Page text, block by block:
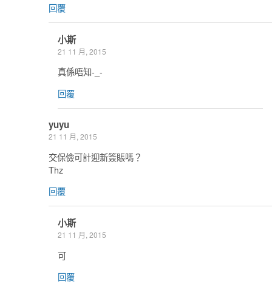
回覆
小斯
21 11 月, 2015
真係唔知-_-
回覆
yuyu
21 11 月, 2015
交保儉可計迎新簽賬嗎？
Thz
回覆
小斯
21 11 月, 2015
可
回覆